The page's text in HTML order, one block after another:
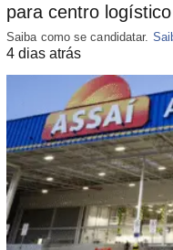
para centro
Saiba como se candidatar.
4 dias atrás